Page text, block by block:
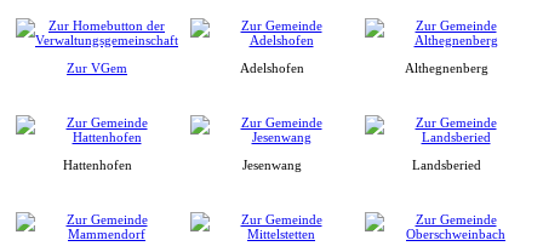
Zur VGem Adelshofen Althegnenberg
Hattenhofen Jesenwang Landsberied